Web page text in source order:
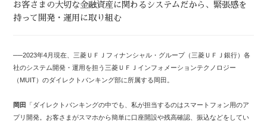
お客さまの大切な金融資産に関わるシステムだから、 緊張感を
持って開発・運用に取り組む
──2023年4月現在、三菱ＵＦＪフィナンシャル・グループ（三菱ＵＦＪ銀行）各
社のシステム開発・運用を担う三菱ＵＦＪインフォメーションテクノロジー
（MUIT）のダイレクトバンキング部に所属する岡田。
岡田
「ダイレクトバンキングの中でも、私が担当するのはスマートフォン用のア
プリ開発。お客さまがスマホから簡単に口座開設や残高確認、振込などをしてい